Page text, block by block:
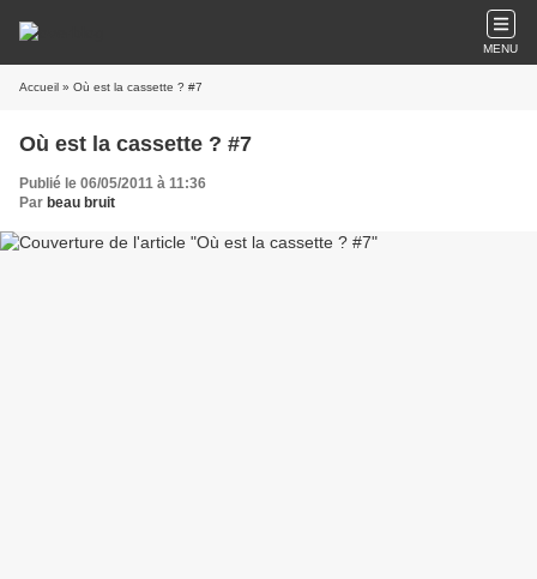
MENU
Accueil » Où est la cassette ? #7
Où est la cassette ? #7
Publié le 06/05/2011 à 11:36
Par beau bruit